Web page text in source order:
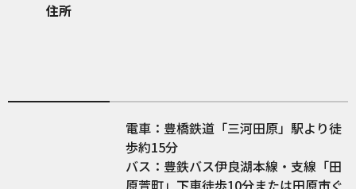
住所
電車：豊橋鉄道「三河田原」駅より徒
歩約15分
バス：豊鉄バス伊良湖本線・支線「田